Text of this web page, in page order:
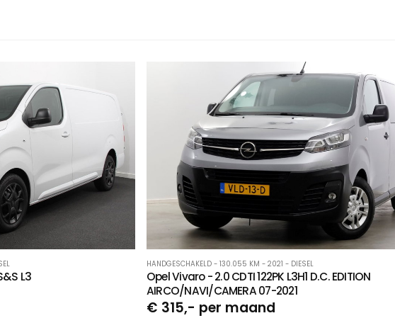
L3
HANDGESCHAKELD - 130.055 KM - 2021 - DIESEL
Opel Vivaro - 2.0 CDTI 122PK L3H1 D.C. EDITION
AIRCO/NAVI/CAMERA 07-2021
€ 315,- per maand